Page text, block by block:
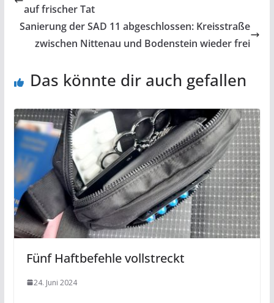
auf frischer Tat
Sanierung der SAD 11 abgeschlossen: Kreisstraße
zwischen Nittenau und Bodenstein wieder frei
Das könnte dir auch gefallen
Fünf Haftbefehle vollstreckt
24. Juni 2024